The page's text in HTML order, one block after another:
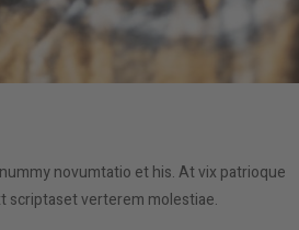
novumtatio et his. At vix patrioque
scriptaset verterem molestiae.